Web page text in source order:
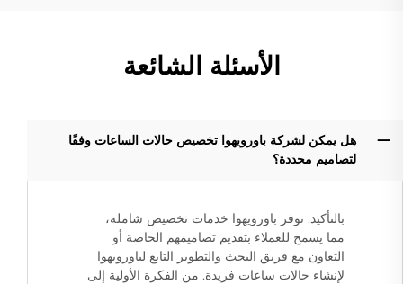
الأسئلة الشائعة
هل يمكن لشركة باورويهوا تخصيص حالات الساعات وفقًا
لتصاميم محددة؟
بالتأكيد. توفر باورويهوا خدمات تخصيص شاملة،
مما يسمح للعملاء بتقديم تصاميمهم الخاصة أو
التعاون مع فريق البحث والتطوير التابع لباورويهوا
لإنشاء حالات ساعات فريدة. من الفكرة الأولية إلى